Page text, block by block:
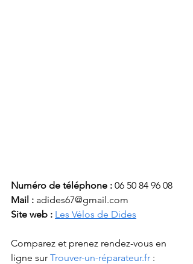
Numéro de téléphone : 06 50 84 96 08
Mail : adides67@gmail.com
Site web : Les Vélos de Dides
Comparez et prenez rendez-vous en
ligne sur Trouver-un-réparateur.fr :